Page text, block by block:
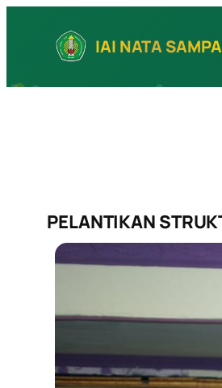
content
IAI NATA
PELANTIKAN